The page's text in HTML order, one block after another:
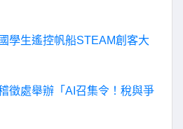
學生遙控帆船STEAM創客大
徵處舉辦「AI召集令！稅與爭